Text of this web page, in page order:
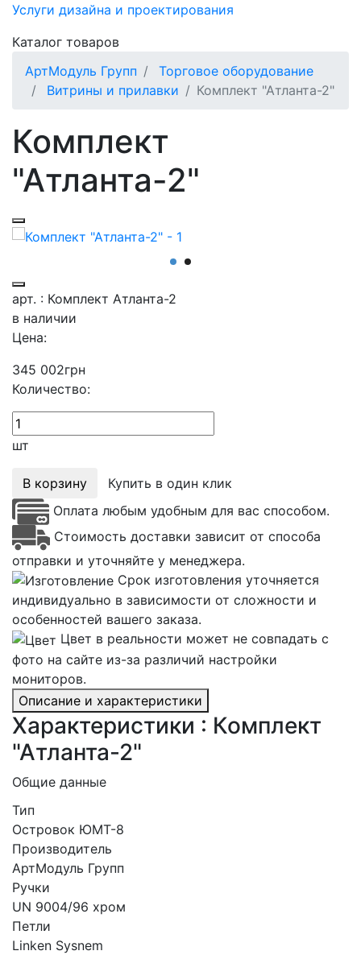
Услуги дизайна и проектирования
Каталог товаров
АртМодуль Групп
Торговое оборудование
Витрины и прилавки
Комплект "Атланта-2"
Комплект
"Атланта-2"
арт. : Комплект Атланта-2
в наличии
Цена:
345 002грн
Количество:
шт
В корзину
Купить в один клик
Оплата любым удобным для вас способом.
Стоимость доставки зависит от способа
отправки и уточняйте у менеджера.
Срок изготовления уточняется
индивидуально в зависимости от сложности и
особенностей вашего заказа.
Цвет в реальности может не совпадать с
фото на сайте из-за различий настройки
мониторов.
Описание и характеристики
Характеристики : Комплект
"Атланта-2"
Общие данные
Тип
Островок ЮМТ-8
Производитель
АртМодуль Групп
Ручки
UN 9004/96 хром
Петли
Linken Sysnem